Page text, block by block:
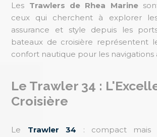
Les Trawlers de Rhea Marine
ceux qui cherchent à explorer
assurance et style depuis les
bateaux de croisière représentent
confort nautique pour les navigations
Le Trawler 34 :
Croisière
Le Trawler 34 : compact mais